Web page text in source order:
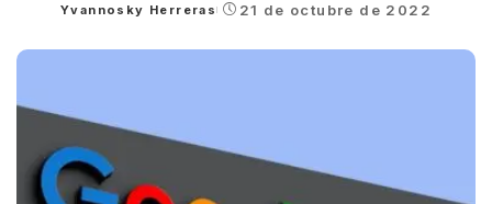
Posted
Yvannosky Herreras 21 de octubre de 2022